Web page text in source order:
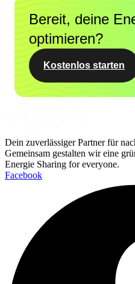
Bereit, deine
optimieren?
Kostenlos starten
Dein zuverlässiger Partner für
Gemeinsam gestalten wir eine
Energie Sharing for everyone.
Facebook